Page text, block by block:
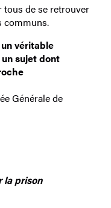
tous de se retrouver
communs.
véritable
sujet dont
Générale de
la prison